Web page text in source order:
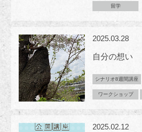
留学
2025.03.28
自分の想い
シナリオ8週間講座
ワークショップ
2025.02.12